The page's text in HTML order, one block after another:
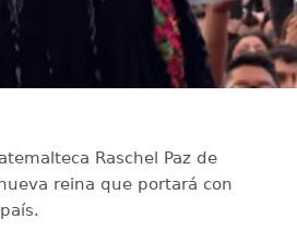
Raschel Paz de
reina que portará con